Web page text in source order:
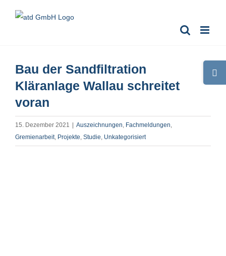
Inhalt
Bau der Sandfiltration
Kläranlage Wallau schreitet
voran
15. Dezember 2021 Auszeichnungen, Fachmeldungen,
Gremienarbeit, Projekte, Studie, Unkategorisiert
Sliding